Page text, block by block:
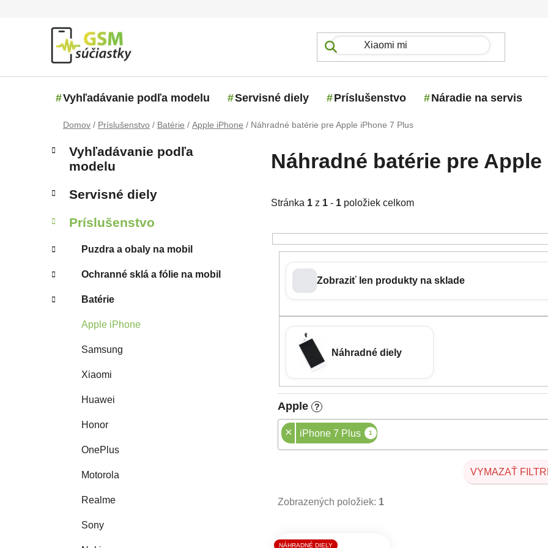
Vyhľadávanie podľa modelu Servisné diely Príslušenstvo Náradie na servis
Domov / Príslušenstvo / Batérie / Apple iPhone / Náhradné batérie pre Apple iPhone 7 Plus
Bočný panel
Kategórie
Vyhľadávanie podľa
modelu
Servisné diely
Príslušenstvo
Puzdra a obaly na mobil
Ochranné sklá a fólie na mobil
Batérie
Apple iPhone
Samsung
Xiaomi
Huawei
Honor
OnePlus
Motorola
Realme
Sony
Náhradné batérie pre
Stránka 1 z 1 - 1 položiek celkom
Zobraziť len produkty na sklade
Náhradné diely
Apple ?
× iPhone 7 Plus 1
VYMAZAŤ
Zobrazených položiek: 1
Výpis produktov
NÁHRADNÉ DIELY